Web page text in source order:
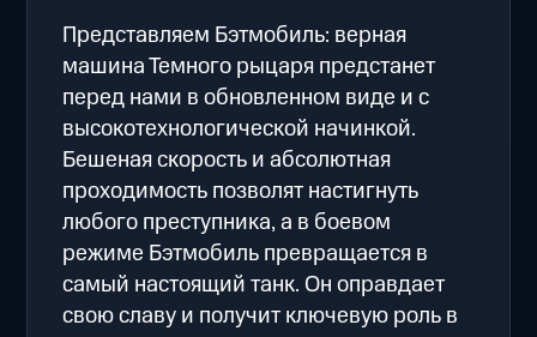
Представляем Бэтмобиль: верная
машина Темного рыцаря предстанет
перед нами в обновленном виде и с
высокотехнологической начинкой.
Бешеная скорость и абсолютная
проходимость позволят настигнуть
любого преступника, а в боевом
режиме Бэтмобиль превращается в
самый настоящий танк. Он оправдает
свою славу и получит ключевую роль в